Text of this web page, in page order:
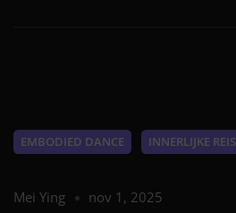
EMBODIED DANCE INNERLIJKE REIS
Mei Ying nov 1, 2025